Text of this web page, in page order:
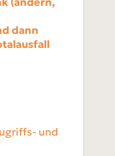
dann
und